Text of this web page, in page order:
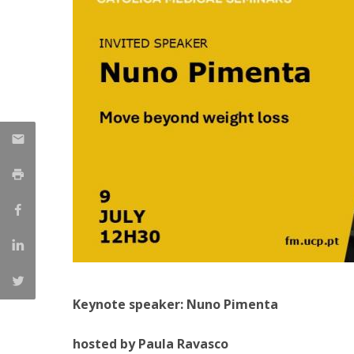
Awards
Team and Contacts
Terms and Conditions
Keynote speaker: Nuno Pimenta
hosted by Paula Ravasco